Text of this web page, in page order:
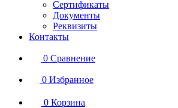
Сертификаты
Документы
Реквизиты
Контакты
0 Сравнение
0 Избранное
0 Корзина